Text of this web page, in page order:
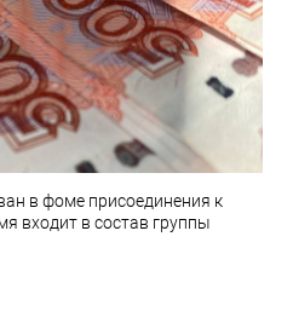
в фоме присоединения к
входит в состав группы